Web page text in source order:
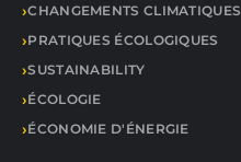
CHANGEMENTS CLIMATIQUES
PRATIQUES ÉCOLOGIQUES
SUSTAINABILITY
ÉCOLOGIE
ÉCONOMIE D'ÉNERGIE